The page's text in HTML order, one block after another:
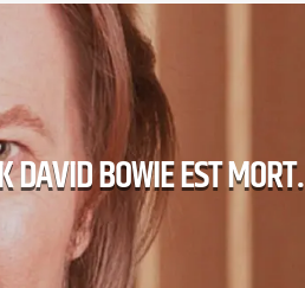
DAVID BOWIE EST MORT.